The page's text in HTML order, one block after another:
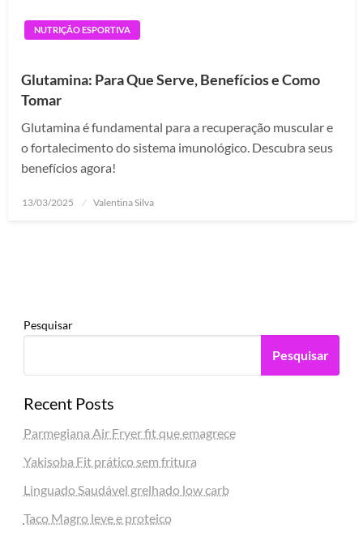
NUTRIÇÃO ESPORTIVA
Glutamina: Para Que Serve, Benefícios e Como
Tomar
Glutamina é fundamental para a recuperação muscular e
o fortalecimento do sistema imunológico. Descubra seus
benefícios agora!
Posted
13/03/2025 Valentina Silva
Pesquisar
Pesquisar
Recent Posts
Parmegiana Air Fryer fit que emagrece
Yakisoba Fit prático sem fritura
Linguado Saudável grelhado low carb
Taco Magro leve e proteico